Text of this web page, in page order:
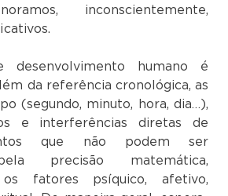
inconscientemente,
desenvolvimento humano é
da referência cronológica, as
(segundo, minuto, hora, dia…),
e interferências diretas de
que não podem ser
precisão matemática,
os fatores psíquico, afetivo,